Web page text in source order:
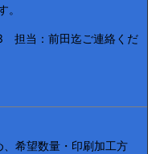
担当：前田迄ご連絡くだ
希望数量・印刷加工方